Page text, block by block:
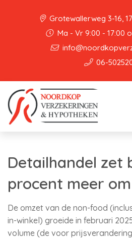
Grotewallerweg 3-16,
Ma - Vr 9:00 - 17:00
06-
Detailhandel zet
procent meer om
De omzet van de non-food
in-winkel) groeide in februari
volume (de voor